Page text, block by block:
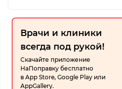
Врачи и клиники
всегда под рукой!
Скачайте приложение
НаПоправку бесплатно
в App Store, Google Play или
AppGallery.